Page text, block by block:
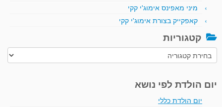
מיני מאפינס אימוג'י קקי
קאפקייק בצורת אימוג'י קקי
קטגוריות
קטגוריות
יום הולדת לפי נושא
יום הולדת כללי